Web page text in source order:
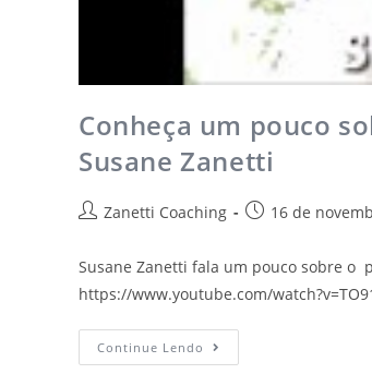
Conheça um pouco
Susane Zanetti
Zanetti Coaching 16 de
Susane Zanetti fala um pouco sobre o
https://www.youtube.com/
Continue Lendo